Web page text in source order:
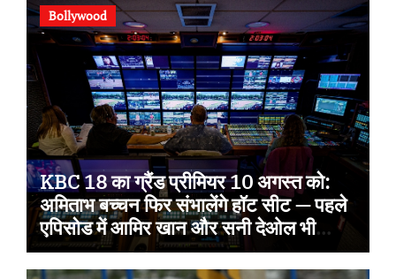
Bollywood
KBC 18 का ग्रैंड प्रीमियर 10 अगस्त को:
अमिताभ बच्चन फिर संभालेंगे हॉट सीट — पहले
एपिसोड में आमिर खान और सनी देओल भी
आएंगे, इस बार थीम ‘सोचना पड़ेगा’